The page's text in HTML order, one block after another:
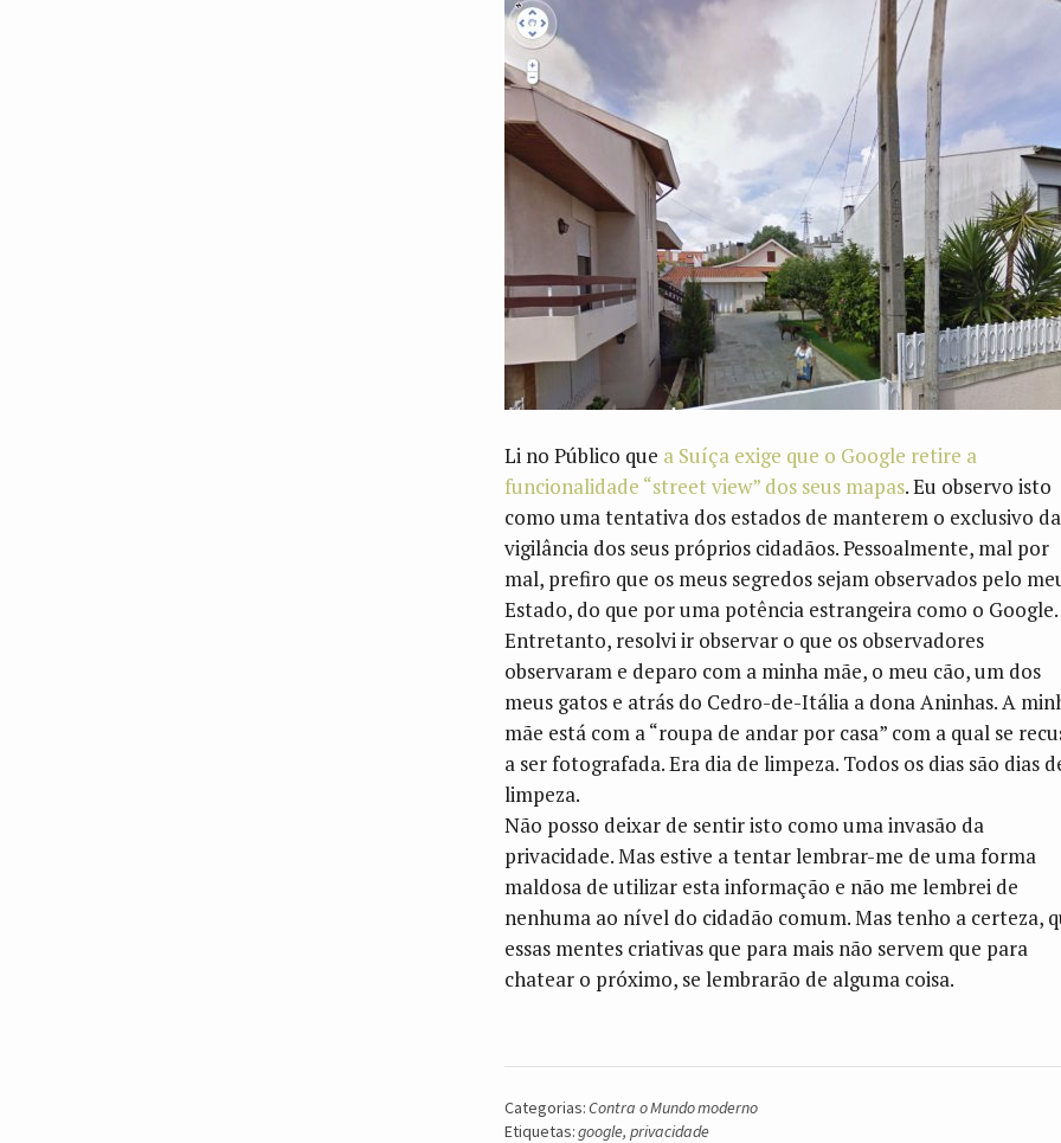
Li no Público que a Suíça exige que o Google retire a
funcionalidade “street view” dos seus mapas. Eu observo isto
como uma tentativa dos estados de manterem o exclusivo da
vigilância dos seus próprios cidadãos. Pessoalmente, mal por
mal, prefiro que os meus segredos sejam observados pelo
Estado, do que por uma potência estrangeira como o Google.
Entretanto, resolvi ir observar o que os observadores
observaram e deparo com a minha mãe, o meu cão, um dos
meus gatos e atrás do Cedro-de-Itália a dona Aninhas. A
mãe está com a “roupa de andar por casa” com a qual se
a ser fotografada. Era dia de limpeza. Todos os dias são dias
limpeza.
Não posso deixar de sentir isto como uma invasão da
privacidade. Mas estive a tentar lembrar-me de uma forma
maldosa de utilizar esta informação e não me lembrei de
nenhuma ao nível do cidadão comum. Mas tenho a certeza,
essas mentes criativas que para mais não servem que para
chatear o próximo, se lembrarão de alguma coisa.
Categorias:Contra o Mundo moderno
Etiquetas:google, privacidade